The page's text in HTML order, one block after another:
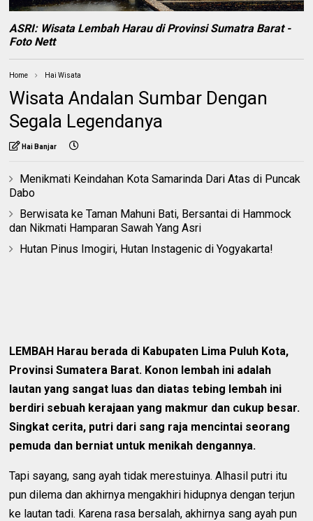
ASRI: Wisata Lembah Harau di Provinsi Sumatra Barat -
Foto Nett
Home Hai Wisata
Wisata Andalan Sumbar Dengan
Segala Legendanya
Hai Banjar
Menikmati Keindahan Kota Samarinda Dari Atas di Puncak
Dabo
Berwisata ke Taman Mahuni Bati, Bersantai di Hammock
dan Nikmati Hamparan Sawah Yang Asri
Hutan Pinus Imogiri, Hutan Instagenic di Yogyakarta!
LEMBAH Harau berada di Kabupaten Lima Puluh Kota,
Provinsi Sumatera Barat. Konon lembah ini adalah
lautan yang sangat luas dan diatas tebing lembah ini
berdiri sebuah kerajaan yang makmur dan cukup besar.
Singkat cerita, putri dari sang raja mencintai seorang
pemuda dan berniat untuk menikah dengannya.
Tapi sayang, sang ayah tidak merestuinya. Alhasil putri itu
pun dilema dan akhirnya mengakhiri hidupnya dengan terjun
ke lautan tadi. Karena rasa bersalah, akhirnya sang ayah pun